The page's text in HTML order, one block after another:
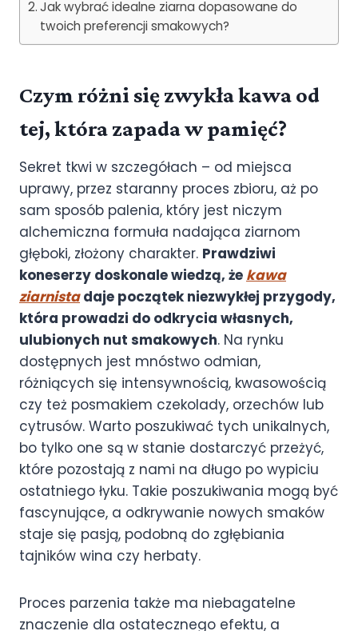
Jak wybrać idealne ziarna dopasowane do
twoich preferencji smakowych?
Czym różni się zwykła kawa od
tej, która zapada w pamięć?
Sekret tkwi w szczegółach – od miejsca
uprawy, przez staranny proces zbioru, aż po
sam sposób palenia, który jest niczym
alchemiczna formuła nadająca ziarnom
głęboki, złożony charakter. Prawdziwi
koneserzy doskonale wiedzą, że kawa
ziarnistadaje początek niezwykłej przygody,
która prowadzi do odkrycia własnych,
ulubionych nut smakowych. Na rynku
dostępnych jest mnóstwo odmian,
różniących się intensywnością, kwasowością
czy też posmakiem czekolady, orzechów lub
cytrusów. Warto poszukiwać tych unikalnych,
bo tylko one są w stanie dostarczyć przeżyć,
które pozostają z nami na długo po wypiciu
ostatniego łyku. Takie poszukiwania mogą być
fascynujące, a odkrywanie nowych smaków
staje się pasją, podobną do zgłębiania
tajników wina czy herbaty.
Proces parzenia także ma niebagatelne
znaczenie dla ostatecznego efektu, a